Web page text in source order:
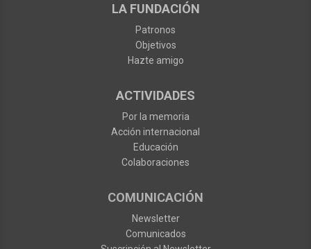
LA FUNDACIÓN
Patronos
Objetivos
Hazte amigo
ACTIVIDADES
Por la memoria
Acción internacional
Educación
Colaboraciones
COMUNICACIÓN
Newsletter
Comunicados